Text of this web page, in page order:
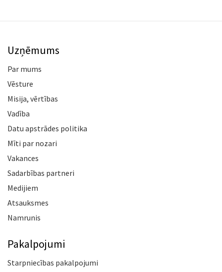
Uzņēmums
Par mums
Vēsture
Misija, vērtības
Vadība
Datu apstrādes politika
Mīti par nozari
Vakances
Sadarbības partneri
Medijiem
Atsauksmes
Namrunis
Pakalpojumi
Starpniecības pakalpojumi